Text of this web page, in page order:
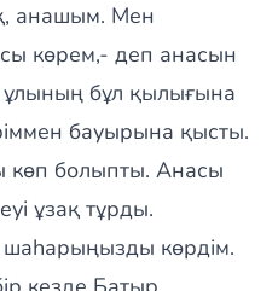
анашым. Мен
көрем,- деп анасын
бұл қылығына
бауырына қысты.
көп болыпты. Анасы
ұзақ тұрды.
көрдім.